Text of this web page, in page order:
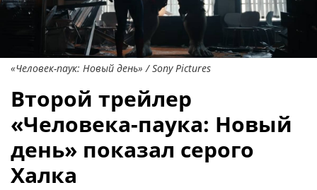
«Человек-паук: Новый день» / Sony Pictures
Второй трейлер
«Человека-паука: Новый
день» показал серого
Халка